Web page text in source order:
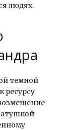
людях.
темной
ресурсу